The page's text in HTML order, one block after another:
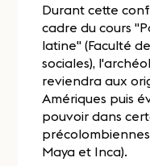
Durant cette
cadre du cours
latine" (Faculté
sociales),
reviendra aux
Amériques puis
pouvoir dans
Maya et Inca).